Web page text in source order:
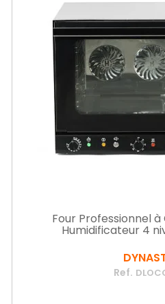
Four Professionnel
Humidificateur 4
Ref.